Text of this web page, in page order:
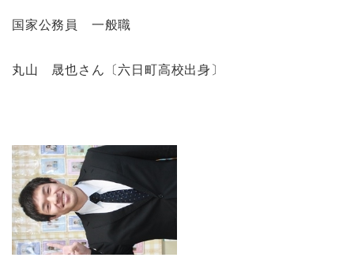
国家公務員 一般職
丸山 晟也さん〔六日町高校出身〕